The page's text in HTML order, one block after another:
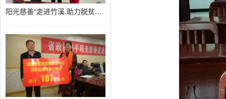
阳光慈善“走进竹溪.助力脱贫攻坚